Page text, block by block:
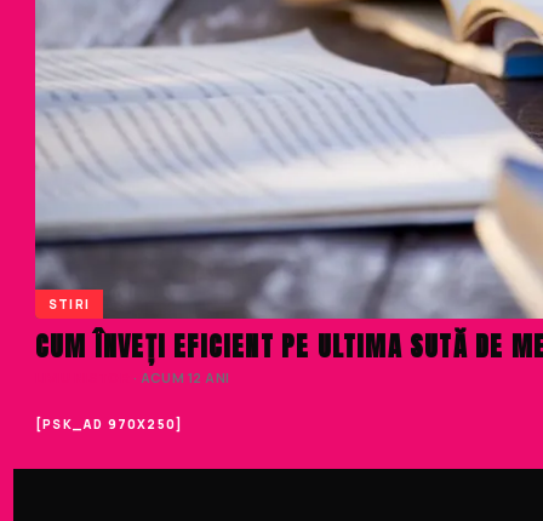
STIRI
CUM ÎNVEȚI EFICIENT PE ULTIMA SUTĂ DE
· ACUM 12 ANI
[PSK_AD 970X250]